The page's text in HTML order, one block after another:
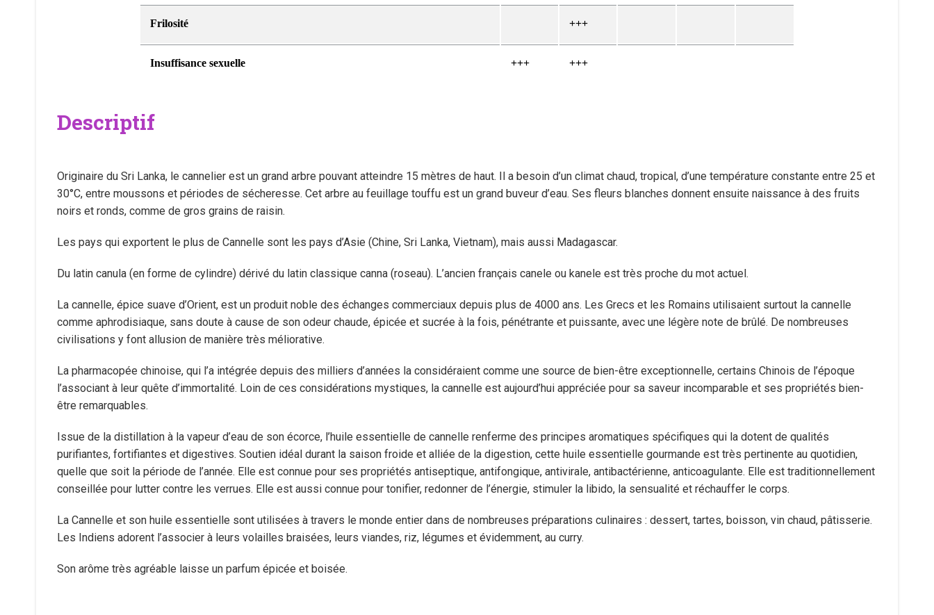
Frilosité +++
Insuffisance sexuelle +++ +++
Descriptif
Originaire du Sri Lanka, le cannelier est un grand arbre pouvant atteindre 15 mètres de haut. Il a besoin d’un climat chaud, tropical, d’une température constante entre 25 et
30°C, entre moussons et périodes de sécheresse. Cet arbre au feuillage touffu est un grand buveur d’eau. Ses fleurs blanches donnent ensuite naissance à des fruits
noirs et ronds, comme de gros grains de raisin.
Les pays qui exportent le plus de Cannelle sont les pays d’Asie (Chine, Sri Lanka, Vietnam), mais aussi Madagascar.
Du latin canula (en forme de cylindre) dérivé du latin classique canna (roseau). L’ancien français canele ou kanele est très proche du mot actuel.
La cannelle, épice suave d’Orient, est un produit noble des échanges commerciaux depuis plus de 4000 ans. Les Grecs et les Romains utilisaient surtout la cannelle
comme aphrodisiaque, sans doute à cause de son odeur chaude, épicée et sucrée à la fois, pénétrante et puissante, avec une légère note de brûlé. De nombreuses
civilisations y font allusion de manière très méliorative.
La pharmacopée chinoise, qui l’a intégrée depuis des milliers d’années la considéraient comme une source de bien-être exceptionnelle, certains Chinois de l’époque
l’associant à leur quête d’immortalité. Loin de ces considérations mystiques, la cannelle est aujourd’hui appréciée pour sa saveur incomparable et ses propriétés bien-
être remarquables.
Issue de la distillation à la vapeur d’eau de son écorce, l’huile essentielle de cannelle renferme des principes aromatiques spécifiques qui la dotent de qualités
purifiantes, fortifiantes et digestives. Soutien idéal durant la saison froide et alliée de la digestion, cette huile essentielle gourmande est très pertinente au quotidien,
quelle que soit la période de l’année. Elle est connue pour ses propriétés antiseptique, antifongique, antivirale, antibactérienne, anticoagulante. Elle est traditionnellement
conseillée pour lutter contre les verrues. Elle est aussi connue pour tonifier, redonner de l’énergie, stimuler la libido, la sensualité et réchauffer le corps.
La Cannelle et son huile essentielle sont utilisées à travers le monde entier dans de nombreuses préparations culinaires : dessert, tartes, boisson, vin chaud, pâtisserie.
Les Indiens adorent l’associer à leurs volailles braisées, leurs viandes, riz, légumes et évidemment, au curry.
Son arôme très agréable laisse un parfum épicée et boisée.